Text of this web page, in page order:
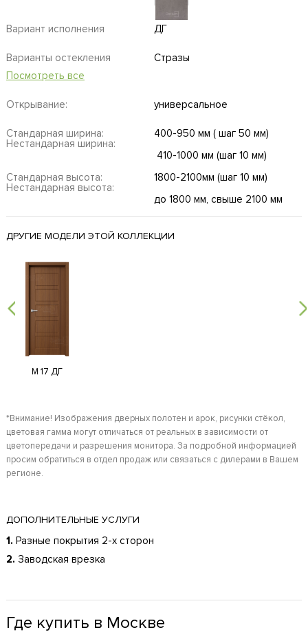
Вариант исполнения ДГ
Варианты остекления
Посмотреть все
Стразы
Открывание: универсальное
Стандарная ширина:
400-950 мм ( шаг 50 мм)
Нестандарная ширина:
410-1000 мм (шаг 10 мм)
Стандарная высота:
1800-2100мм (шаг 10 мм)
Нестандарная высота:
до 1800 мм, свыше 2100 мм
ДРУГИЕ МОДЕЛИ ЭТОЙ КОЛЛЕКЦИИ
M 17 ДГ
*Внимание! Изображения дверных полотен и арок, рисунки стёкол,
цветовая гамма могут отличаться от реальных в зависимости от
цветопередачи и разрешения монитора. За подробной информацией
просим обратиться в отдел продаж или связаться с дилерами в Вашем
регионе.
ДОПОЛНИТЕЛЬНЫЕ УСЛУГИ
1. Разные покрытия 2-х сторон
2. Заводская врезка
Где купить в Москве